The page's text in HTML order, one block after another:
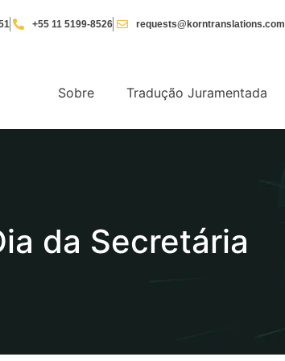
+55 11 5199-8526 requests@korntranslations.com
Sobre Tradução Juramentada
da Secretária